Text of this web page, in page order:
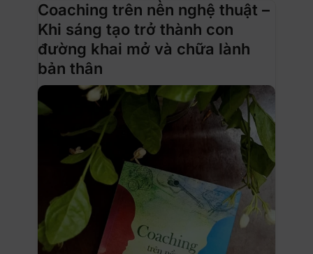
Coaching trên nền nghệ thuật –
Khi sáng tạo trở thành con
đường khai mở và chữa lành
bản thân